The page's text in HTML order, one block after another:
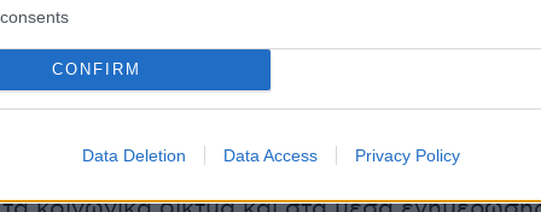
CONFIRM
Data Deletion Data Access Privacy Policy
που σημειώθηκαν τραυματίστηκε μία
των Λαών (DEM), η Γκιουλιστάν Κιλίτς
μεταφέρθηκε αρχικά στο ιατρείο του
και στη συνέχεια σε νοσοκομείο.
επίσης και ο βουλευτής του CHP Οκάν